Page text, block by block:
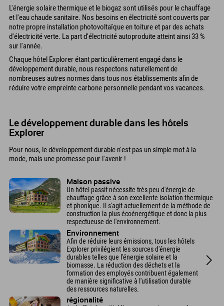
L'énergie solaire thermique et le biogaz sont utilisés pour le chauffage
et l'eau chaude sanitaire. Nos besoins en électricité sont couverts par
notre propre installation photovoltaïque en toiture et par des achats
d'électricité verte. La part d'électricité autoproduite atteint ainsi 33 %
sur l'année.
Chaque hôtel Explorer étant particulièrement engagé dans le
développement durable, nous respectons naturellement de
nombreuses autres normes dans tous nos établissements afin de
réduire votre empreinte carbone personnelle pendant vos vacances.
Le développement durable dans les hôtels
Explorer
Pour nous, le développement durable n'est pas un simple mot à la
mode, mais une promesse pour l'avenir !
Maison passive
Un hôtel passif nécessite très peu d'énergie de
chauffage grâce à son excellente isolation thermique
et phonique. Il s'agit actuellement de la méthode de
construction la plus écoénergétique et donc la plus
respectueuse de l'environnement.
Environnement
Afin de réduire leurs émissions, tous les hôtels
Explorer privilégient les sources d'énergie
durables telles que l'énergie solaire et la
biomasse. La réduction des déchets et la
formation des employés contribuent également
de manière significative à l'utilisation durable
des ressources naturelles.
régionalité